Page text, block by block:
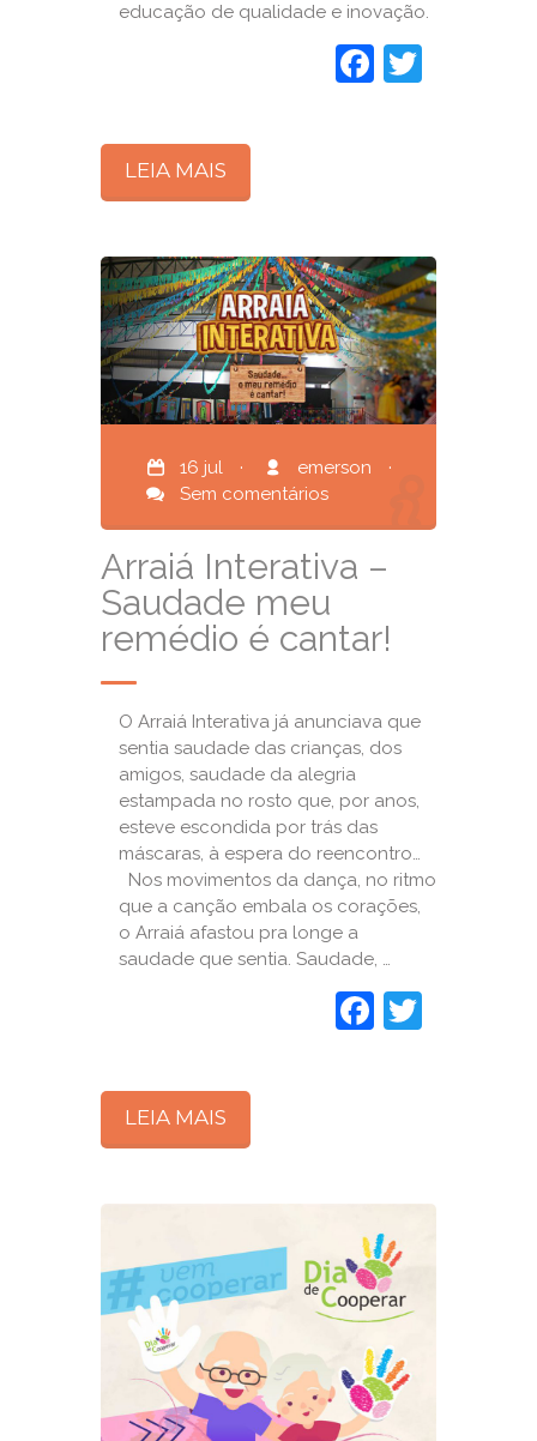
educação de qualidade e inovação.
LEIA MAIS
16 jul · emerson
·
Sem comentários
Arraiá Interativa –
Saudade meu
remédio é cantar!
O Arraiá Interativa já anunciava que
sentia saudade das crianças, dos
amigos, saudade da alegria
estampada no rosto que, por anos,
esteve escondida por trás das
máscaras, à espera do reencontro…
Nos movimentos da dança, no ritmo
que a canção embala os corações,
o Arraiá afastou pra longe a
saudade que sentia. Saudade, …
LEIA MAIS